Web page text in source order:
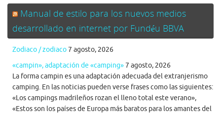
Manual de estilo para los nuevos medios
desarrollado en internet por Fundéu BBVA
Zodiaco / zodiaco7 agosto, 2026
«campin», adaptación de «camping»7 agosto, 2026
La forma campin es una adaptación adecuada del extranjerismo
camping. En las noticias pueden verse frases como las siguientes:
«Los campings madrileños rozan el lleno total este verano»,
«Estos son los países de Europa más baratos para los amantes del